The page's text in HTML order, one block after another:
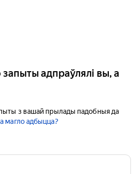
адпраўлялі вы, а
з вашай прылады падобныя да
магло адбыцца?